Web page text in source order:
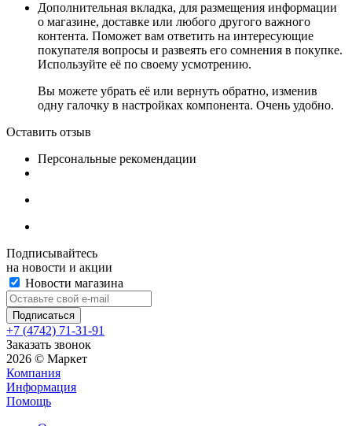
Дополнительная вкладка, для размещения информации
о магазине, доставке или любого другого важного
контента. Поможет вам ответить на интересующие
покупателя вопросы и развеять его сомнения в покупке.
Используйте её по своему усмотрению.
Вы можете убрать её или вернуть обратно, изменив
одну галочку в настройках компонента. Очень удобно.
Оставить отзыв
Персональные рекомендации
Подписывайтесь
на новости и акции
Новости магазина
+7 (4742) 71-31-91
Заказать звонок
2026 © Маркет
Компания
Информация
Помощь